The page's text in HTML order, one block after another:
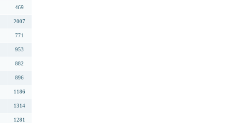
469
2007
771
953
882
896
1186
1314
1281